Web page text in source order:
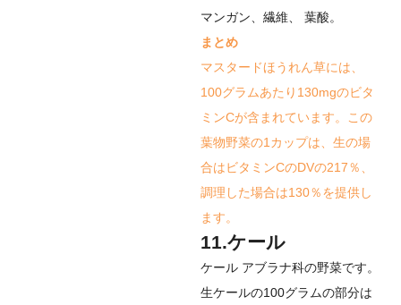
マンガン、繊維、 葉酸。
まとめ
マスタードほうれん草には、
100グラムあたり130mgのビタ
ミンCが含まれています。この
葉物野菜の1カップは、生の場
合はビタミンCのDVの217％、
調理した場合は130％を提供し
ます。
11.ケール
ケール アブラナ科の野菜です。
生ケールの100グラムの部分は